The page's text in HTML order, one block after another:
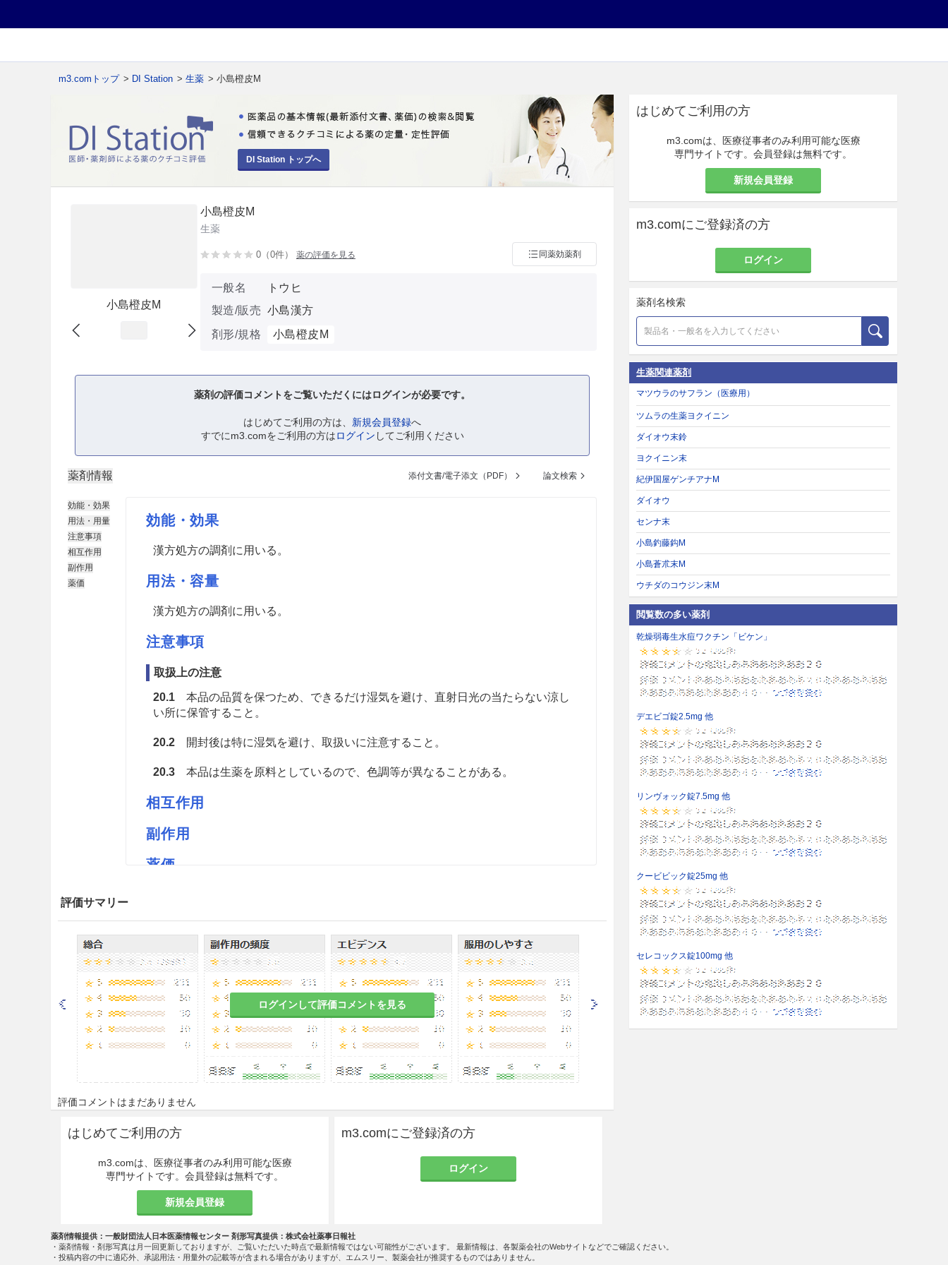
m3.comトップ > DI Station > 生薬 > 小島橙皮M
DI Station トップへ
小島橙皮M
小島橙皮M
生薬
0（0件） 薬の評価を見る 同薬効薬剤
一般名
トウヒ
製造/販売 小島漢方
剤形/規格
小島橙皮M
薬剤の評価コメントをご覧いただくにはログインが必要です。
はじめてご利用の方は、 新規会員登録へ
すでにm3.comをご利用の方はログイン してご利用ください
薬剤情報 添付文書/電子添文（PDF） 論文検索
効能・効果
用法・用量
注意事項
相互作用
副作用
薬価
効能・効果
漢方処方の調剤に用いる。
用法・容量
漢方処方の調剤に用いる。
注意事項
取扱上の注意
20.1本品の品質を保つため、できるだけ湿気を避け、直射日光の当たらない涼し
い所に保管すること。
20.2開封後は特に湿気を避け、取扱いに注意すること。
20.3本品は生薬を原料としているので、色調等が異なることがある。
相互作用
副作用
薬価
評価サマリー
ログインして評価コメントを見る
評価コメントはまだありません
はじめてご利用の方
m3.comは、医療従事者のみ利用可能な医療
専門サイトです。会員登録は無料です。
新規会員登録
m3.comにご登録済の方
ログイン
はじめてご利用の方
m3.comは、医療従事者のみ利用可能な医療
専門サイトです。会員登録は無料です。
新規会員登録
m3.comにご登録済の方
ログイン
薬剤名検索
生薬関連薬剤
マツウラのサフラン（医療用）
ツムラの生薬ヨクイニン
ダイオウ末鈴
ヨクイニン末
紀伊国屋ゲンチアナM
ダイオウ
センナ末
小島釣藤鈎M
小島蒼朮末M
ウチダのコウジン末M
閲覧数の多い薬剤
乾燥弱毒生水痘ワクチン「ビケン」
デエビゴ錠2.5mg 他
リンヴォック錠7.5mg 他
クービビック錠25mg 他
セレコックス錠100mg 他
薬剤情報提供：一般財団法人日本医薬情報センター 剤形写真提供：株式会社薬事日報社
・薬剤情報・剤形写真は月一回更新しておりますが、ご覧いただいた時点で最新情報ではない可能性がございます。 最新情報は、各製薬会社のWebサイトなどでご確認ください。
・投稿内容の中に適応外、承認用法・用量外の記載等が含まれる場合がありますが、エムスリー、製薬会社が推奨するものではありません。